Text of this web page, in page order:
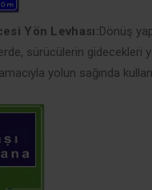
Yön Levhası:Dönüş
sürücülerin gidecekleri
yolun sağında